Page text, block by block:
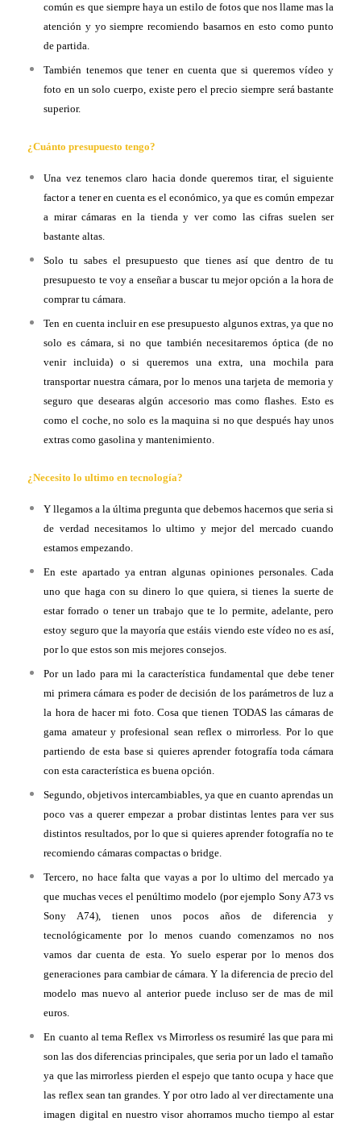
común es que siempre haya un estilo de fotos que nos llame mas la
atención y yo siempre recomiendo basarnos en esto como punto
de partida.
También tenemos que tener en cuenta que si queremos vídeo y
foto en un solo cuerpo, existe pero el precio siempre será bastante
superior.
¿Cuánto presupuesto tengo?
Una vez tenemos claro hacia donde queremos tirar, el siguiente
factor a tener en cuenta es el económico, ya que es común empezar
a mirar cámaras en la tienda y ver como las cifras suelen ser
bastante altas.
Solo tu sabes el presupuesto que tienes así que dentro de tu
presupuesto te voy a enseñar a buscar tu mejor opción a la hora de
comprar tu cámara.
Ten en cuenta incluir en ese presupuesto algunos extras, ya que no
solo es cámara, si no que también necesitaremos óptica (de no
venir incluida) o si queremos una extra, una mochila para
transportar nuestra cámara, por lo menos una tarjeta de memoria y
seguro que desearas algún accesorio mas como flashes. Esto es
como el coche, no solo es la maquina si no que después hay unos
extras como gasolina y mantenimiento.
¿Necesito lo ultimo en tecnología?
Y llegamos a la última pregunta que debemos hacernos que seria si
de verdad necesitamos lo ultimo y mejor del mercado cuando
estamos empezando.
En este apartado ya entran algunas opiniones personales. Cada
uno que haga con su dinero lo que quiera, si tienes la suerte de
estar forrado o tener un trabajo que te lo permite, adelante, pero
estoy seguro que la mayoría que estáis viendo este vídeo no es así,
por lo que estos son mis mejores consejos.
Por un lado para mi la característica fundamental que debe tener
mi primera cámara es poder de decisión de los parámetros de luz a
la hora de hacer mi foto. Cosa que tienen TODAS las cámaras de
gama amateur y profesional sean reflex o mirrorless. Por lo que
partiendo de esta base si quieres aprender fotografía toda cámara
con esta característica es buena opción.
Segundo, objetivos intercambiables, ya que en cuanto aprendas un
poco vas a querer empezar a probar distintas lentes para ver sus
distintos resultados, por lo que si quieres aprender fotografía no te
recomiendo cámaras compactas o bridge.
Tercero, no hace falta que vayas a por lo ultimo del mercado ya
que muchas veces el penúltimo modelo (por ejemplo Sony A73 vs
Sony A74), tienen unos pocos años de diferencia y
tecnológicamente por lo menos cuando comenzamos no nos
vamos dar cuenta de esta. Yo suelo esperar por lo menos dos
generaciones para cambiar de cámara. Y la diferencia de precio del
modelo mas nuevo al anterior puede incluso ser de mas de mil
euros.
En cuanto al tema Reflex vs Mirrorless os resumiré las que para mi
son las dos diferencias principales, que seria por un lado el tamaño
ya que las mirrorless pierden el espejo que tanto ocupa y hace que
las reflex sean tan grandes. Y por otro lado al ver directamente una
imagen digital en nuestro visor ahorramos mucho tiempo al estar